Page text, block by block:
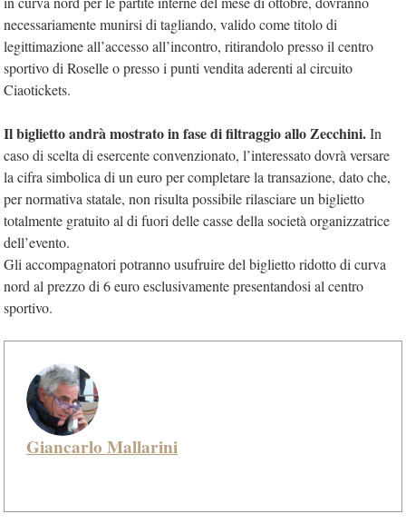
necessariamente munirsi di tagliando, valido come titolo di
legittimazione all’accesso all’incontro, ritirandolo presso il centro
sportivo di Roselle o presso i punti vendita aderenti al circuito
Ciaotickets.
Il biglietto andrà mostrato in fase di filtraggio allo Zecchini.In
caso di scelta di esercente convenzionato, l’interessato dovrà versare
la cifra simbolica di un euro per completare la transazione, dato che,
per normativa statale, non risulta possibile rilasciare un biglietto
totalmente gratuito al di fuori delle casse della società organizzatrice
dell’evento.
Gli accompagnatori potranno usufruire del biglietto ridotto di curva
nord al prezzo di 6 euro esclusivamente presentandosi al centro
sportivo.
Giancarlo Mallarini